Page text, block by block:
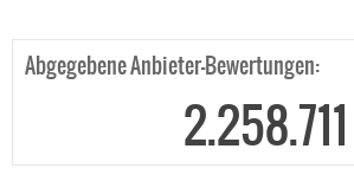
Abgegebene Anbieter-Bewertungen:
2.258.711